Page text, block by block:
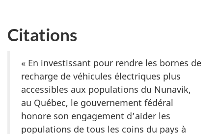
Citations
« En investissant pour rendre les bornes de
recharge de véhicules électriques plus
accessibles aux populations du Nunavik,
au Québec, le gouvernement fédéral
honore son engagement d’aider les
populations de tous les coins du pays à